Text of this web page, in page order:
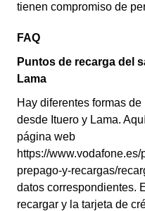
tienen compromiso de
FAQ
Puntos de recarga del
Lama
Hay diferentes formas
desde Ituero y Lama.
página web
https://
prepago-y-recargas/
datos correspondientes.
recargar y la tarjeta de